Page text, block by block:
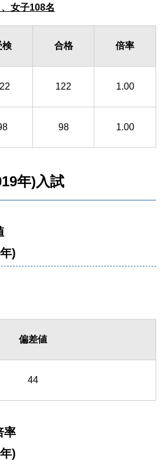
女子108名
検 合格 倍率
122 1.00
98 1.00
年)入試
)
偏差値
44
率
)